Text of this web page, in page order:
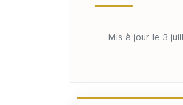
Mis à jour le 3